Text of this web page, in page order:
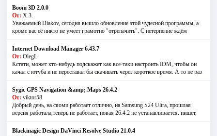
Boom 3D 2.0.0
От: Х.З.
Уважаемый Diakov, сегодня вышло обновление этой чудесной программы, а
кроме вас её никто не умеет грамотно "отрепачить". С нетерпение ждём
Internet Download Manager 6.43.7
От: OlegL
Кстати, может кто-нибудь подскажет как все-таки настроить IDM, чтобы он
качал с ютуба и не переставал бы скачивать через короткое время. А то не раз
Sygic GPS Navigation &amp; Maps 26.4.2
От: viktor58
Добрый день, на сяоми работает отлично, на Samsung S24 Ultra, прошлая
версия работала,теперь не работает, новая 26.4.2 не устанавливается. пишет,
Blackmagic Design DaVinci Resolve Studio 21.0.4